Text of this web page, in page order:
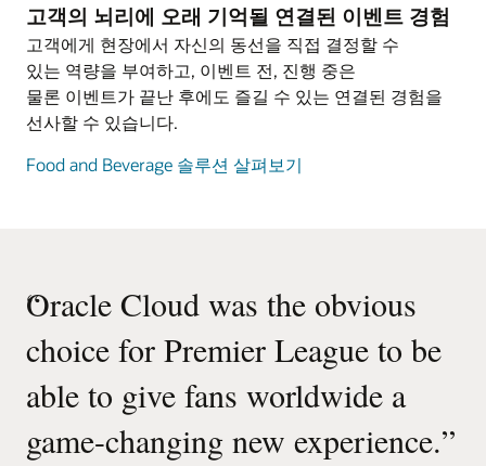
수익원을 창출하고 유료 TV 사업자에 대한 고객
충성도를 높일 수 있습니다.
Oracle Cloud를 채택하여 비즈니스 규모를
확장시킴으로써 추가 고객 수요에 대응 가능합니다.
재무 책임자들이 AI 및 머신 러닝과 같은 신기술을
바탕으로 비즈니스에 대한 향상된 인사이트를
활용함으로써 소속 기업이 필요로 하는 전략적
비즈니스 파트너가 될 수 있도록 돕습니다.
비디오: Oracle Fusion ERP Analytics로 재무 팀 역량
강화하기(1:30)
실제 프로덕션 비용 및 수익 KPI를 활용하여 미디어
프랜차이즈의 성과를 실시간으로 추적함으로써 재무
투명성을 개선합니다.
과거의 컨텐츠 투자 및 성과 내역을 활용하여 미래의
컨텐츠 투자 관련 위험을 감소시킵니다.
생산성을 극대화하고 프로덕션 다운타임은
검증된 프로덕션 공급업체들로 이루어진
마켓플레이스를 구축합니다.
동료 및 외부 파트너들이 제공하는 신뢰도 높은 최신
피드백 및 검증된 역량 정보를 활용하여 최적의
인재를 찾아냅니다.
간소화 및 자동화된 관리 작업을 통해 크루 멤버들의
개인화된 디지털 도구를 사용하여 온보딩, 교육,
사회적 협업 프로세스를 간소화하고, 전반적 직원
경험을 개선하는 디지털 업무 공간을 제공할 수
있습니다.
가능성이 있는 직원들을 예측합니다.
비디오: Oracle Talent Management(2:39)
고객의 뇌리에 오래 기억될 연결된 이벤트 경험
고객에게 현장에서 자신의 동선을 직접 결정할 수
있는 역량을 부여하고, 이벤트 전, 진행 중은
물론 이벤트가 끝난 후에도 즐길 수 있는 연결된 경험을
선사할 수 있습니다.
Food and Beverage 솔루션 살펴보기
“
Oracle Cloud was the obvious
choice for Premier League to be
able to give fans worldwide a
game-changing new experience.”